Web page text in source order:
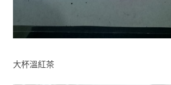
大杯溫紅茶